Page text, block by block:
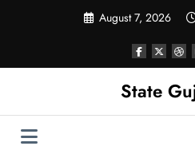
August 7, 2026
State